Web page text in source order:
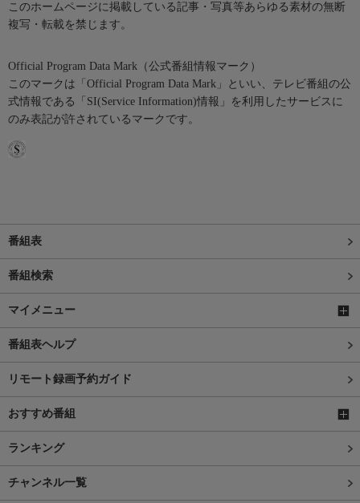
このホームページに掲載している記事・写真等あらゆる素材の無断
複写・転載を禁じます。
Official Program Data Mark（公式番組情報マーク）
このマークは「Official Program Data Mark」といい、テレビ番組の公
式情報である「SI(Service Information)情報」を利用したサービスに
のみ表記が許されているマークです。
番組表
番組検索
マイメニュー
番組表ヘルプ
リモート録画予約ガイド
おすすめ番組
ランキング
チャンネル一覧